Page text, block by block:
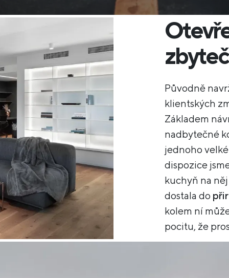
Původně
klientských
Základem
nadbytečné
jednoho
dispozice
kuchyň na
dostala do
kolem ní
pocitu, že